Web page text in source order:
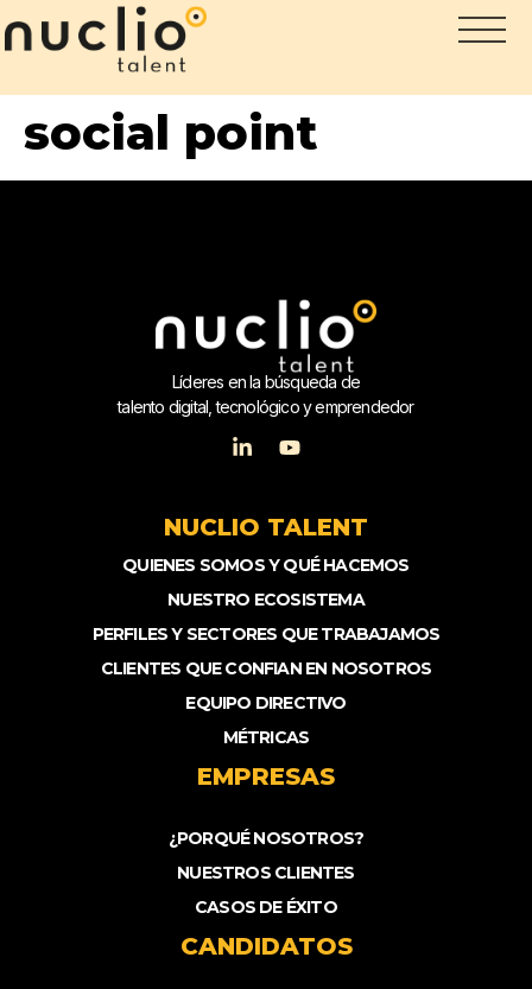
social point
Líderes en la búsqueda de
talento digital, tecnológico y emprendedor
NUCLIO TALENT
QUIENES SOMOS Y QUÉ HACEMOS
NUESTRO ECOSISTEMA
PERFILES Y SECTORES QUE TRABAJAMOS
CLIENTES QUE CONFIAN EN NOSOTROS
EQUIPO DIRECTIVO
MÉTRICAS
EMPRESAS
¿PORQUÉ NOSOTROS?
NUESTROS CLIENTES
CASOS DE ÉXITO
CANDIDATOS